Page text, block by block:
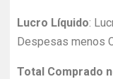
Lucro Líquido:
Despesas menos
Total Comprado